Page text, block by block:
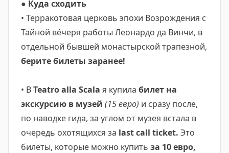
● Куда сходить
• Терракотовая церковь эпохи Возрождения с
Тайной ве́черя работы Леонардо да Винчи, в
отдельной бывшей монастырской трапезной,
берите билеты заранее!
• ВTeatro alla Scala я купила билет на
экскурсию в музей (15 евро) и сразу после,
по наводке гида, за углом от музея встала в
очередь охотящихся за last call ticket. Это
билеты, которые можно купить за 10 евро,